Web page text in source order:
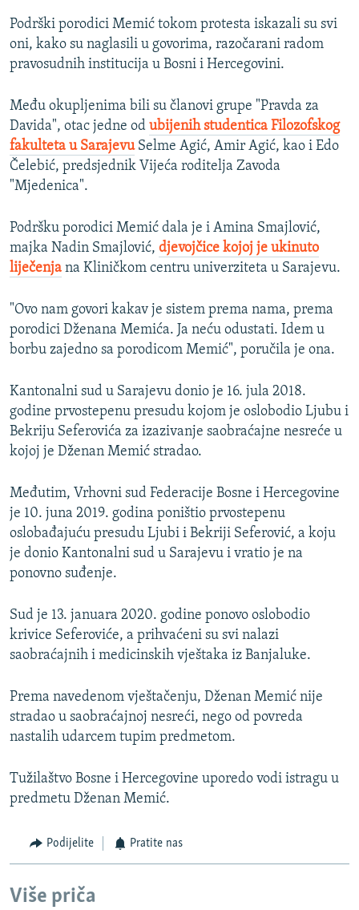
Podrški porodici Memić tokom protesta iskazali su svi
oni, kako su naglasili u govorima, razočarani radom
pravosudnih institucija u Bosni i Hercegovini.
Među okupljenima bili su članovi grupe "Pravda za
Davida", otac jedne od ubijenih studentica Filozofskog
fakulteta u SarajevuSelme Agić, Amir Agić, kao i Edo
Čelebić, predsjednik Vijeća roditelja Zavoda
"Mjedenica".
Podršku porodici Memić dala je i Amina Smajlović,
majka Nadin Smajlović, djevojčice kojoj je ukinuto
liječenja na Kliničkom centru univerziteta u Sarajevu.
"Ovo nam govori kakav je sistem prema nama, prema
porodici Dženana Memića. Ja neću odustati. Idem u
borbu zajedno sa porodicom Memić", poručila je ona.
Kantonalni sud u Sarajevu donio je 16. jula 2018.
godine prvostepenu presudu kojom je oslobodio Ljubu i
Bekriju Seferovića za izazivanje saobraćajne nesreće u
kojoj je Dženan Memić stradao.
Međutim, Vrhovni sud Federacije Bosne i Hercegovine
je 10. juna 2019. godina poništio prvostepenu
oslobađajuću presudu Ljubi i Bekriji Seferović, a koju
je donio Kantonalni sud u Sarajevu i vratio je na
ponovno suđenje.
Sud je 13. januara 2020. godine ponovo oslobodio
krivice Seferoviće, a prihvaćeni su svi nalazi
saobraćajnih i medicinskih vještaka iz Banjaluke.
Prema navedenom vještačenju, Dženan Memić nije
stradao u saobraćajnoj nesreći, nego od povreda
nastalih udarcem tupim predmetom.
Tužilaštvo Bosne i Hercegovine uporedo vodi istragu u
predmetu Dženan Memić.
Podijelite Pratite nas
Više priča